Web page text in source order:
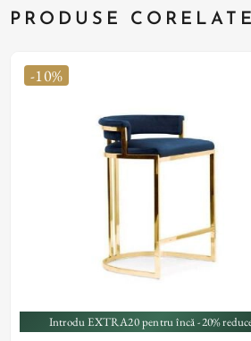
PRODUSE CORELATE
-10%
Introdu EXTRA20 pentru încă -20%